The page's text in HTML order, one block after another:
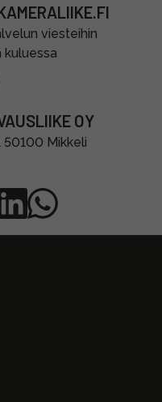
viesteihin
kuluessa
OY
50100 Mikkeli